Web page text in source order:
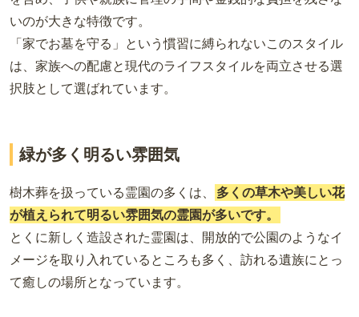
いのが大きな特徴です。
「家でお墓を守る」という慣習に縛られないこのスタイル
は、家族への配慮と現代のライフスタイルを両立させる選
択肢として選ばれています。
緑が多く明るい雰囲気
樹木葬を扱っている霊園の多くは、
多くの草木や美しい花
が植えられて明るい雰囲気の霊園が多いです。
とくに新しく造設された霊園は、開放的で公園のようなイ
メージを取り入れているところも多く、訪れる遺族にとっ
て癒しの場所となっています。